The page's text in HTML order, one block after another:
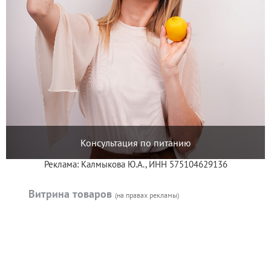
Консультация по питанию
Реклама: Калмыкова Ю.А., ИНН 575104629136
Витрина товаров (на правах рекламы)